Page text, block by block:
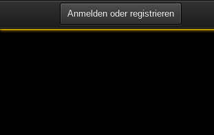
Anmelden oder registrieren